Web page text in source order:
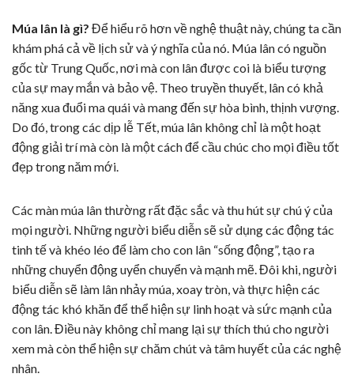
Múa lân là gì? Để hiểu rõ hơn về nghệ thuật này, chúng ta cần
khám phá cả về lịch sử và ý nghĩa của nó. Múa lân có nguồn
gốc từ Trung Quốc, nơi mà con lân được coi là biểu tượng
của sự may mắn và bảo vệ. Theo truyền thuyết, lân có khả
năng xua đuổi ma quái và mang đến sự hòa bình, thịnh vượng.
Do đó, trong các dịp lễ Tết, múa lân không chỉ là một hoạt
động giải trí mà còn là một cách để cầu chúc cho mọi điều tốt
đẹp trong năm mới.
Các màn múa lân thường rất đặc sắc và thu hút sự chú ý của
mọi người. Những người biểu diễn sẽ sử dụng các động tác
tinh tế và khéo léo để làm cho con lân “sống động”, tạo ra
những chuyển động uyển chuyển và mạnh mẽ. Đôi khi, người
biểu diễn sẽ làm lân nhảy múa, xoay tròn, và thực hiện các
động tác khó khăn để thể hiện sự linh hoạt và sức mạnh của
con lân. Điều này không chỉ mang lại sự thích thú cho người
xem mà còn thể hiện sự chăm chút và tâm huyết của các nghệ
nhân.